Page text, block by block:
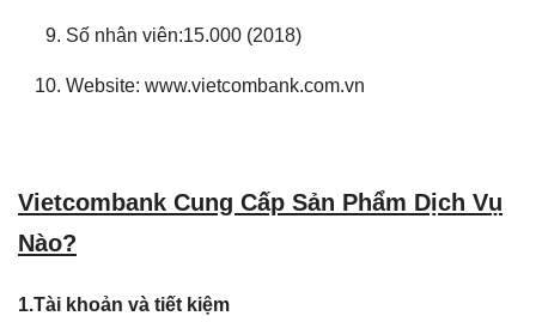
Số nhân viên:15.000 (2018)
Website: www.vietcombank.com.vn
Vietcombank Cung Cấp Sản Phẩm Dịch Vụ
Nào?
1.Tài khoản và tiết kiệm